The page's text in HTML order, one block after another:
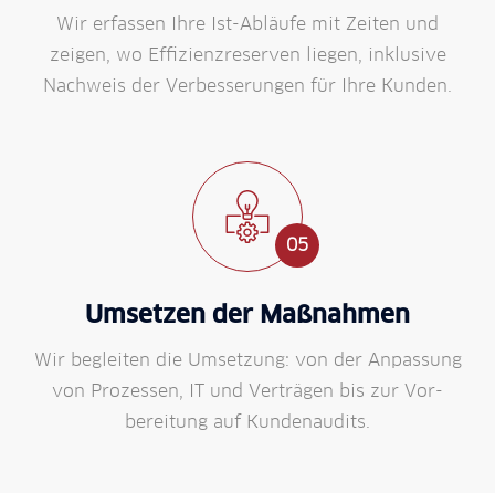
Wir erfassen Ihre Ist-Ab­läufe mit Zeiten und
zeigen, wo Effizienz­reserven liegen, inklusive
Nach­weis der Ver­besserungen für Ihre Kunden.
05
Umsetzen der Maß­nahmen
Wir begleiten die Um­setzung: von der An­passung
von Prozessen, IT und Ver­trägen bis zur Vor­
bereitung auf Kunden­audits.